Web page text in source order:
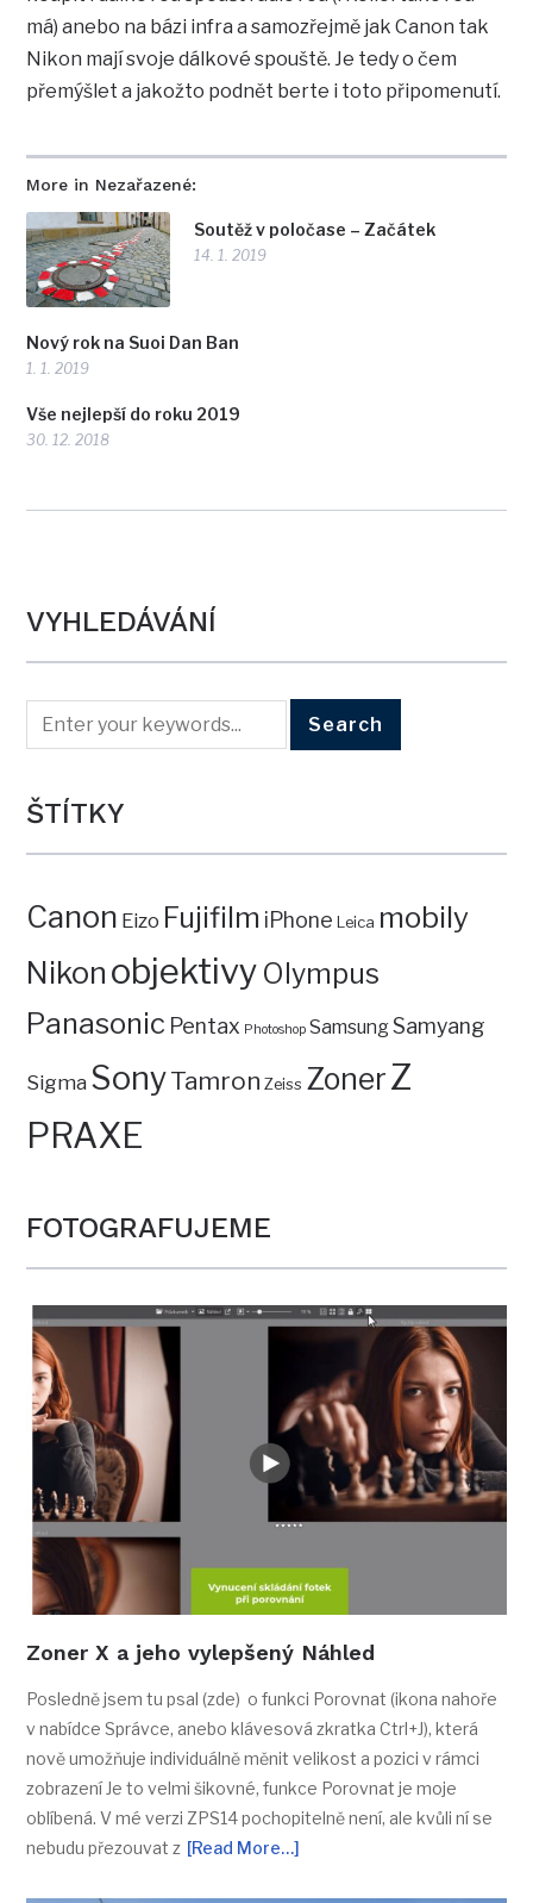
More in Nezařazené:
Soutěž v poločase – Začátek
14. 1. 2019
Nový rok na Suoi Dan Ban
1. 1. 2019
Vše nejlepší do roku 2019
30. 12. 2018
má) anebo na bázi infra a samozřejmě jak Canon tak
Nikon mají svoje dálkové spouště. Je tedy o čem
přemýšlet a jakožto podnět berte i toto připomenutí.
VYHLEDÁVÁNÍ
ŠTÍTKY
Canon Eizo Fujifilm iPhone Leica mobily
Nikon objektivy Olympus
Panasonic Pentax Photoshop SamsungSamyang
Sigma SonyTamron Zeiss ZonerZ
PRAXE
FOTOGRAFUJEME
Zoner X a jeho vylepšený Náhled
Posledně jsem tu psal (zde) o funkci Porovnat (ikona nahoře
v nabídce Správce, anebo klávesová zkratka Ctrl+J), která
nově umožňuje individuálně měnit velikost a pozici v rámci
zobrazení Je to velmi šikovné, funkce Porovnat je moje
oblíbená. V mé verzi ZPS14 pochopitelně není, ale kvůli ní se
nebudu přezouvat z [Read More…]